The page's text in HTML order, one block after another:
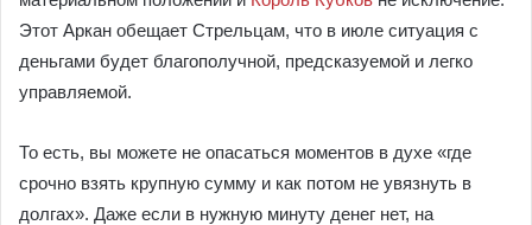
Этот Аркан обещает Стрельцам, что в июле ситуация с
деньгами будет благополучной, предсказуемой и легко
управляемой.
То есть, вы можете не опасаться моментов в духе «где
срочно взять крупную сумму и как потом не увязнуть в
долгах». Даже если в нужную минуту денег нет, на